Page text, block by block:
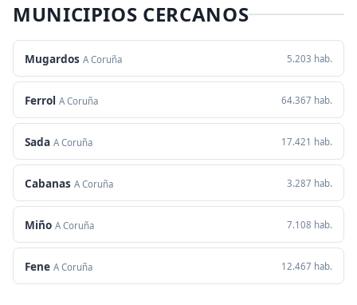
MUNICIPIOS CERCANOS
Mugardos A Coruña 5.203 hab.
Ferrol A Coruña 64.367 hab.
Sada A Coruña 17.421 hab.
Cabanas A Coruña 3.287 hab.
Miño A Coruña 7.108 hab.
Fene A Coruña 12.467 hab.